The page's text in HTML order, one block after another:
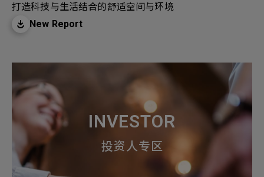
打造科技与生活结合的舒适空间与环境
New Report
INVESTOR
投资人专区